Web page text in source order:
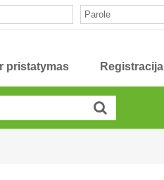
pristatymas Registracija